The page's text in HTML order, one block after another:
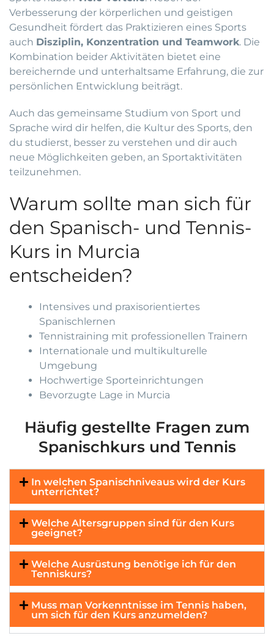
Verbesserung der körperlichen und geistigen
Gesundheit fördert das Praktizieren eines Sports
auch Disziplin, Konzentration und Teamwork. Die
Kombination beider Aktivitäten bietet eine
bereichernde und unterhaltsame Erfahrung, die zur
persönlichen Entwicklung beiträgt.
Auch das gemeinsame Studium von Sport und
Sprache wird dir helfen, die Kultur des Sports, den
du studierst, besser zu verstehen und dir auch
neue Möglichkeiten geben, an Sportaktivitäten
teilzunehmen.
Warum sollte man sich für
den Spanisch- und Tennis-
Kurs in Murcia
entscheiden?
Intensives und praxisorientiertes
Spanischlernen
Tennistraining mit professionellen Trainern
Internationale und multikulturelle
Umgebung
Hochwertige Sporteinrichtungen
Bevorzugte Lage in Murcia
Häufig gestellte Fragen zum
Spanischkurs und Tennis
In welchen Spanischniveaus wird der Kurs
unterrichtet?
Welche Altersgruppen sind für den Kurs
geeignet?
Welche Ausrüstung benötige ich für den
Tenniskurs?
Muss man Vorkenntnisse im Tennis haben,
um sich für den Kurs anzumelden?